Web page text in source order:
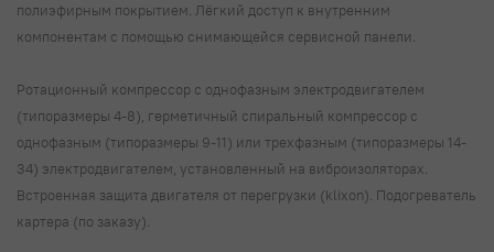
полиэфирным покрытием. Лёгкий доступ к внутренним
компонентам с помощью снимающейся сервисной панели.
Ротационный компрессор с однофазным электродвигателем
(типоразмеры 4-8), герметичный спиральный компрессор с
однофазным (типоразмеры 9-11) или трехфазным (типоразмеры 14-
34) электродвигателем, установленный на виброизоляторах.
Встроенная защита двигателя от перегрузки (klixon). Подогреватель
картера (по заказу).